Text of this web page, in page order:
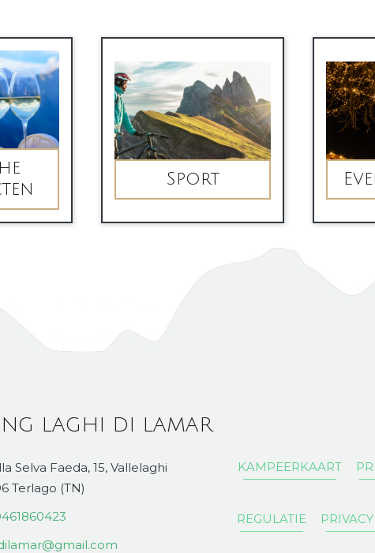
Sport
LAGHI DI LAMAR
Selva Faeda, 15, Vallelaghi
Terlago (TN)
KAMPEERKAART
REGULATIE